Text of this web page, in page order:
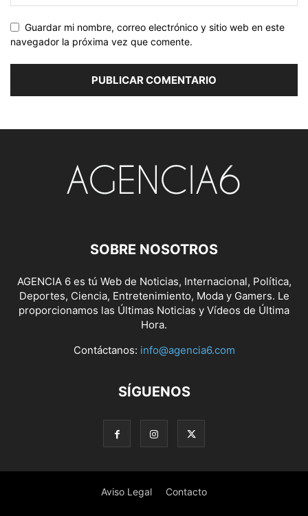
Guardar mi nombre, correo electrónico y sitio web en este
navegador la próxima vez que comente.
SOBRE NOSOTROS
AGENCIA 6 es tú Web de Noticias, Internacional, Política,
Deportes, Ciencia, Entretenimiento, Moda y Gamers. Le
proporcionamos las Últimas Noticias y Vídeos de Última
Hora.
Contáctanos: info@agencia6.com
SÍGUENOS
Aviso Legal Contacto